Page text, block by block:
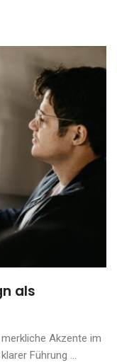
als
Akzente im
Führung ...